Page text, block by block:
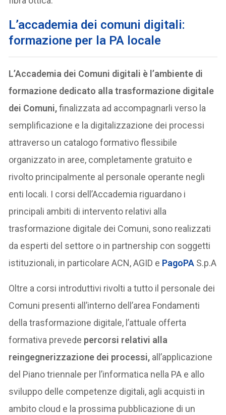
L’accademia dei comuni digitali:
formazione per la PA locale
L’Accademia dei Comuni digitali è l’ambiente di
formazione dedicato alla trasformazione digitale
dei Comuni,finalizzata ad accompagnarli verso la
semplificazione e la digitalizzazione dei processi
attraverso un catalogo formativo flessibile
organizzato in aree, completamente gratuito e
rivolto principalmente al personale operante negli
enti locali. I corsi dell’Accademia riguardano i
principali ambiti di intervento relativi alla
trasformazione digitale dei Comuni, sono realizzati
da esperti del settore o in partnership con soggetti
istituzionali, in particolare ACN, AGID e PagoPA S.p.A
Oltre a corsi introduttivi rivolti a tutto il personale dei
Comuni presenti all’interno dell’area Fondamenti
della trasformazione digitale, l’attuale offerta
formativa prevede percorsi relativi alla
reingegnerizzazione dei processi, all’applicazione
del Piano triennale per l’informatica nella PA e allo
sviluppo delle competenze digitali, agli acquisti in
ambito cloud e la prossima pubblicazione di un